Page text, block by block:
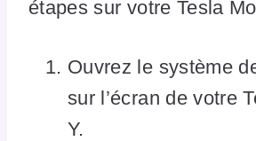
étapes sur votre Tesla
Ouvrez le système
sur l’écran de votre
Y.